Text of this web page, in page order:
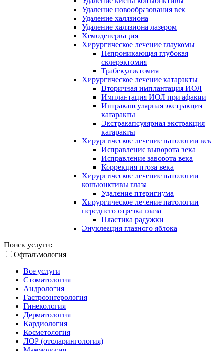
Удаление новообразования век
Удаление халязиона
Удаление халязиона лазером
Хемоденервация
Хирургическое лечение глаукомы
Непроникающая глубокая
склерэктомия
Трабекулэктомия
Хирургическое лечение катаракты
Вторичная имплантация ИОЛ
Имплантация ИОЛ при афакии
Интракапсулярная экстракция
катаракты
Экстракапсулярная экстракция
катаракты
Хирургическое лечение патологии век
Исправление выворота века
Исправление заворота века
Коррекция птоза века
Хирургическое лечение патологии
конъюнктивы глаза
Удаление птеригиума
Хирургическое лечение патологии
переднего отрезка глаза
Пластика радужки
Энуклеация глазного яблока
Поиск услуги:
Офтальмология
Все услуги
Стоматология
Андрология
Гастроэнтерология
Гинекология
Дерматология
Кардиология
Косметология
ЛОР (отоларингология)